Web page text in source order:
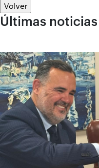
Volver
Últimas noticias